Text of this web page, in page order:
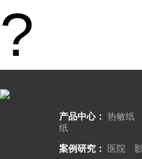
?
产品中心： 热敏纸
纸
案例研究：
医院